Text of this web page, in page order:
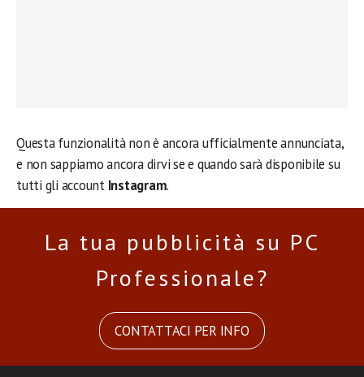
Questa funzionalità non è ancora ufficialmente annunciata,
e non sappiamo ancora dirvi se e quando sarà disponibile su
tutti gli account Instagram.
La tua pubblicità su PC
Professionale?
CONTATTACI PER INFO